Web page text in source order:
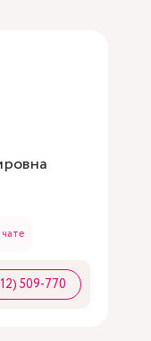
509-770